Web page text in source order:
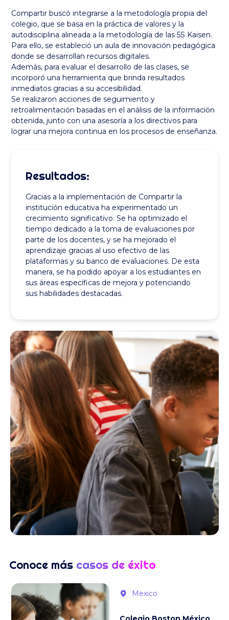
Compartir buscó integrarse a la metodología propia del
colegio, que se basa en la práctica de valores y la
autodisciplina alineada a la metodología de las 5S Kaisen.
Para ello, se estableció un aula de innovación pedagógica
donde se desarrollan recursos digitales.
Además, para evaluar el desarrollo de las clases, se
incorporó una herramienta que brinda resultados
inmediatos gracias a su accesibilidad.
Se realizaron acciones de seguimiento y
retroalimentación basadas en el análisis de la información
obtenida, junto con una asesoría a los directivos para
lograr una mejora continua en los procesos de enseñanza.
Resultados:
Gracias a la implementación de Compartir la
institución educativa ha experimentado un
crecimiento significativo. Se ha optimizado el
tiempo dedicado a la toma de evaluaciones por
parte de los docentes, y se ha mejorado el
aprendizaje gracias al uso efectivo de las
plataformas y su banco de evaluaciones. De esta
manera, se ha podido apoyar a los estudiantes en
sus áreas específicas de mejora y potenciando
sus habilidades destacadas.
Conoce más casos de éxito
Mexico